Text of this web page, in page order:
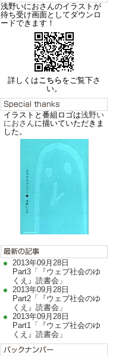
浅野いにおさんのイラストが
待ち受け画面としてダウンロ
ードできます！
詳しくはこちらをご覧下さ
い。
イラストと番組ロゴは浅野い
におさんに描いていただきま
した。
2013年09月28日
Part3「『ウェブ社会のゆ
くえ』読書会」
2013年09月28日
Part2「『ウェブ社会のゆ
くえ』読書会」
2013年09月28日
Part1「『ウェブ社会のゆ
くえ』読書会」